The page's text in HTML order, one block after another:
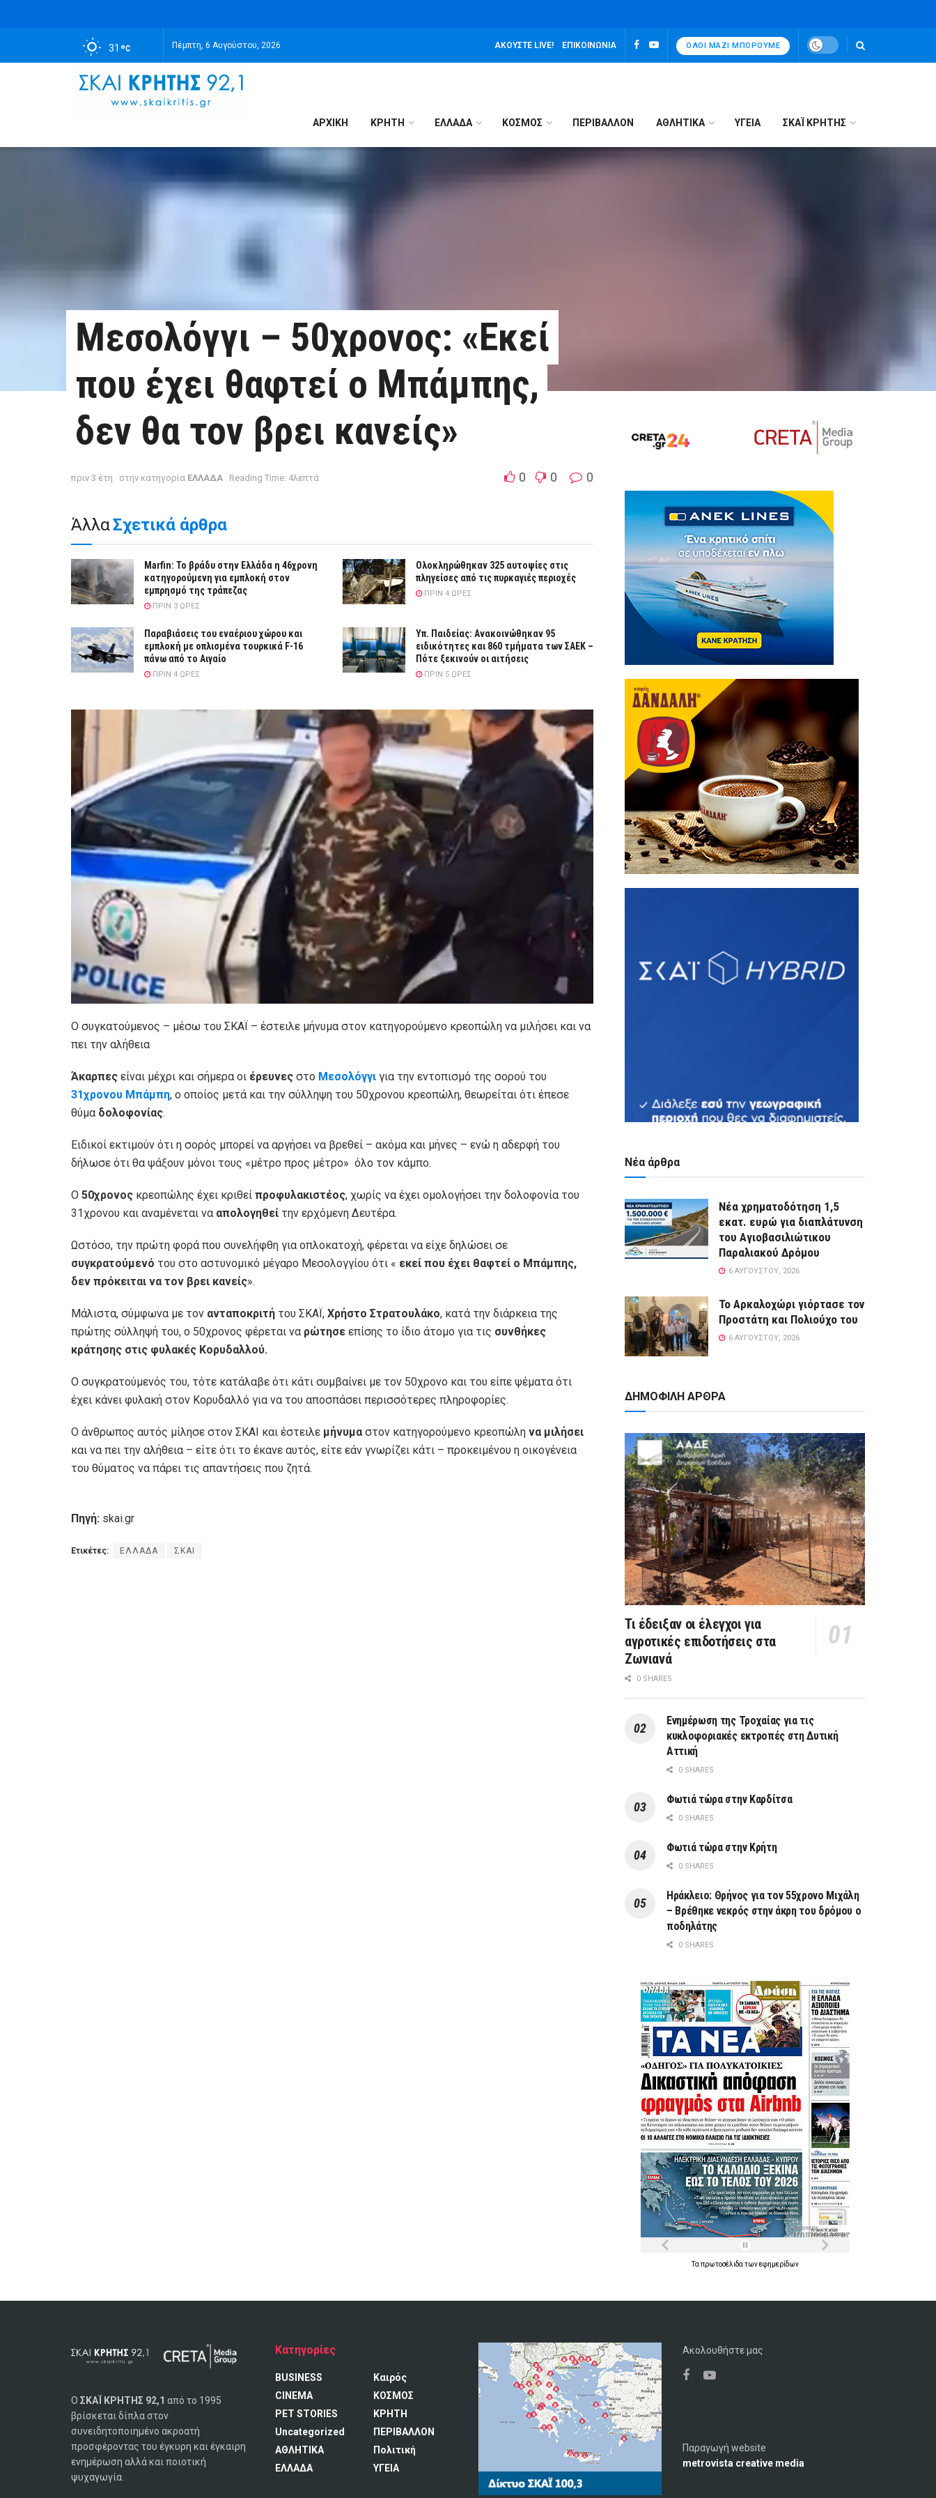
31 Πέμπτη, 6 Αυγούστου, 2026 ΑΚΟΎΣΤΕ LIVE! ΕΠΙΚΟΙΝΩΝΊΑ ΌΛΟΙ ΜΑΖΊ ΜΠΟΡΟΎΜΕ
ΑΡΧΙΚΉ ΚΡΗΤΗ ΕΛΛΑΔΑ ΚΟΣΜΟΣ ΠΕΡΙΒΑΛΛΟΝ ΑΘΛΗΤΙΚΑ ΥΓΕΙΑ ΣΚΑΪ ΚΡΗΤΗΣ
Μεσολόγγι – 50χρονος: «Εκεί
που έχει θαφτεί ο Μπάμπης,
δεν θα τον βρει κανείς»
πριν 3 έτη στην κατηγορία ΕΛΛΑΔΑ Reading Time: 4λεπτά 0 0 0
ΆλλαΣχετικά άρθρα
Marfin: Το βράδυ στην Ελλάδα η 46χρονη
κατηγορούμενη για εμπλοκή στον
εμπρησμό της τράπεζας
ΠΡΙΝ 3 ΏΡΕΣ
Ολοκληρώθηκαν 325 αυτοψίες στις
πληγείσες από τις πυρκαγιές περιοχές
ΠΡΙΝ 4 ΏΡΕΣ
Παραβιάσεις του εναέριου χώρου και
εμπλοκή με οπλισμένα τουρκικά F-16
πάνω από το Αιγαίο
ΠΡΙΝ 4 ΏΡΕΣ
Υπ. Παιδείας: Ανακοινώθηκαν 95
ειδικότητες και 860 τμήματα των ΣΑΕΚ –
Πότε ξεκινούν οι αιτήσεις
ΠΡΙΝ 5 ΏΡΕΣ
Ο συγκατούμενος – μέσω του ΣΚΑΪ – έστειλε μήνυμα στον κατηγορούμενο κρεοπώλη να μιλήσει και να
πει την αλήθεια
Άκαρπες είναι μέχρι και σήμερα οι έρευνες στο Μεσολόγγι για την εντοπισμό της σορού του
31χρονου Μπάμπη, ο οποίος μετά και την σύλληψη του 50χρονου κρεοπώλη, θεωρείται ότι έπεσε
θύμα δολοφονίας.
Ειδικοί εκτιμούν ότι η σορός μπορεί να αργήσει να βρεθεί – ακόμα και μήνες – ενώ η αδερφή του
δήλωσε ότι θα ψάξουν μόνοι τους «μέτρο προς μέτρο» όλο τον κάμπο.
Ο 50χρονος κρεοπώλης έχει κριθεί προφυλακιστέος, χωρίς να έχει ομολογήσει την δολοφονία του
31χρονου και αναμένεται να απολογηθεί την ερχόμενη Δευτέρα.
Ωστόσο, την πρώτη φορά που συνελήφθη για οπλοκατοχή, φέρεται να είχε δηλώσει σε
συγκρατούμενό του στο αστυνομικό μέγαρο Μεσολογγίου ότι « εκεί που έχει θαφτεί ο Μπάμπης,
δεν πρόκειται να τον βρει κανείς».
Μάλιστα, σύμφωνα με τον ανταποκριτή του ΣΚΑΪ, Χρήστο Στρατουλάκο, κατά την διάρκεια της
πρώτης σύλληψή του, ο 50χρονος φέρεται να ρώτησε επίσης το ίδιο άτομο για τις συνθήκες
κράτησης στις φυλακές Κορυδαλλού.
Ο συγκρατούμενός του, τότε κατάλαβε ότι κάτι συμβαίνει με τον 50χρονο και του είπε ψέματα ότι
έχει κάνει φυλακή στον Κορυδαλλό για να του αποσπάσει περισσότερες πληροφορίες.
Ο άνθρωπος αυτός μίλησε στον ΣΚΑΙ και έστειλε μήνυμαστον κατηγορούμενο κρεοπώλη να μιλήσει
και να πει την αλήθεια – είτε ότι το έκανε αυτός, είτε εάν γνωρίζει κάτι – προκειμένου η οικογένεια
του θύματος να πάρει τις απαντήσεις που ζητά.
Πηγή: skai.gr
Ετικέτες: ΕΛΛΑΔΑ ΣΚΑΙ
Νέα άρθρα
Νέα χρηματοδότηση 1,5
εκατ. ευρώ για διαπλάτυνση
του Αγιοβασιλιώτικου
Παραλιακού Δρόμου
6 ΑΥΓΟΎΣΤΟΥ, 2026
Το Αρκαλοχώρι γιόρτασε τον
Προστάτη και Πολιούχο του
6 ΑΥΓΟΎΣΤΟΥ, 2026
ΔΗΜΟΦΙΛΗ ΑΡΘΡΑ
Τι έδειξαν οι έλεγχοι για
αγροτικές επιδοτήσεις στα
Ζωνιανά
0 SHARES
Ενημέρωση της Τροχαίας για τις
κυκλοφοριακές εκτροπές στη Δυτική
Αττική
0 SHARES
Φωτιά τώρα στην Καρδίτσα
0 SHARES
Φωτιά τώρα στην Κρήτη
0 SHARES
Ηράκλειο: Θρήνος για τον 55χρονο Μιχάλη
– Βρέθηκε νεκρός στην άκρη του δρόμου ο
ποδηλάτης
0 SHARES
Τα πρωτοσέλιδα τωνεφημερίδων
Ο ΣΚΑΪ ΚΡΗΤΗΣ 92,1 από το 1995
βρίσκεται δίπλα στον
συνειδητοποιημένο ακροατή
προσφέροντας του έγκυρη και έγκαιρη
ενημέρωση αλλά και ποιοτική
ψυχαγωγία.
Κατηγορίες
BUSINESS
CINEMA
PET STORIES
Uncategorized
ΑΘΛΗΤΙΚΑ
ΕΛΛΑΔΑ
Καιρός
ΚΟΣΜΟΣ
ΚΡΗΤΗ
ΠΕΡΙΒΑΛΛΟΝ
Πολιτική
ΥΓΕΙΑ
Ακολουθήστε μας
Παραγωγή website
metrovista creative media